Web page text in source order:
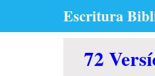
Escritura
72